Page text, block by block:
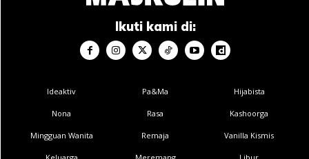
Ikuti kami di:
Ideaktiv
Nona
Mingguan Wanita
Pa&Ma
Rasa
Remaja
Hijabista
Kashoorga
Vanilla Kismis